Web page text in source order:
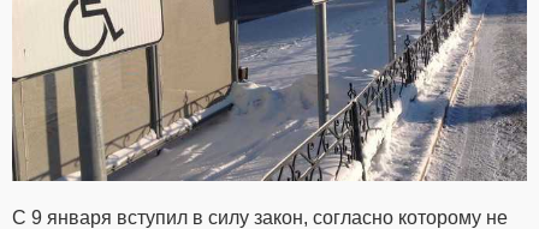
С 9 января вступил в силу закон, согласно которому не